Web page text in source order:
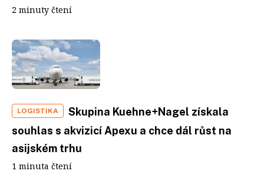
2 minuty čtení
LOGISTIKA
Skupina Kuehne+Nagel získala
souhlas s akvizicí Apexu a chce dál růst na
asijském trhu
1 minuta čtení